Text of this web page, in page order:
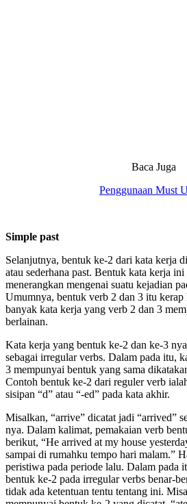
Baca Juga
Penggunaan Must
Simple past
Selanjutnya, bentuk ke-2 dari kata kerja
atau sederhana past. Bentuk kata kerja
menerangkan mengenai suatu kejadian
Umumnya, bentuk verb 2 dan 3 itu kerap
banyak kata kerja yang verb 2 dan 3
berlainan.
Kata kerja yang bentuk ke-2 dan ke-3
sebagai irregular verbs. Dalam pada itu,
3 mempunyai bentuk yang sama
Contoh bentuk ke-2 dari reguler verb
sisipan “d” atau “-ed” pada kata akhir.
Misalkan, “arrive” dicatat jadi “arrived”
nya. Dalam kalimat, pemakaian verb
berikut, “He arrived at my house
sampai di rumahku tempo hari malam.”
peristiwa pada periode lalu. Dalam pada
bentuk ke-2 pada irregular verbs benar-
tidak ada ketentuan tentu tentang ini.